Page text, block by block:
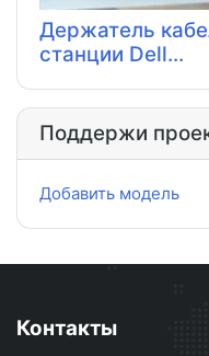
Держатель
станции Dell...
Поддержи
Добавить модель
Контакты